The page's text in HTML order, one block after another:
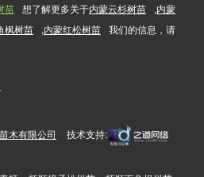
苗 想了解更多关于内蒙云杉树苗 ,内蒙
枫树苗 ,内蒙红松树苗 我们的信息，请
木有限公司
技术支持: